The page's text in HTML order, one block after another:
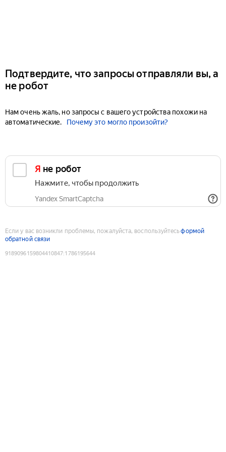
Подтвердите, что запросы отправляли вы, а
не робот
Нам очень жаль, но запросы с вашего устройства похожи на
автоматические.
Почему это могло произойти?
Я не робот
Нажмите, чтобы продолжить
Yandex SmartCaptcha
Если у вас возникли проблемы, пожалуйста, воспользуйтесьформой
обратной связи
9189096159804410847:1786195644